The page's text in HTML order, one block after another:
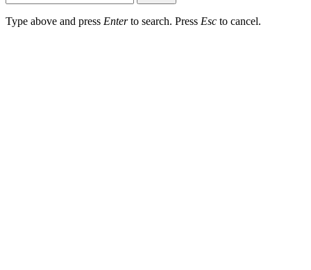
Type above and press Enterto search. Press Esc to cancel.